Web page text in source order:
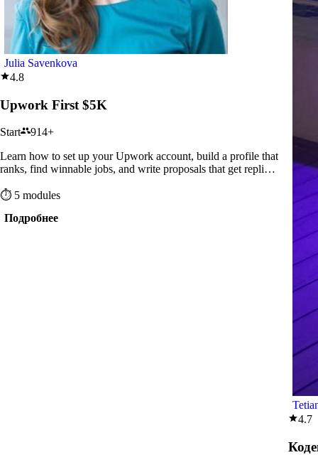
Julia Savenkova
4.8
Upwork First $5K
Start
914+
Learn how to set up your Upwork account, build a profile that
ranks, find winnable jobs, and write proposals that get replies
⏱ 5 modules
Подробнее
4.7